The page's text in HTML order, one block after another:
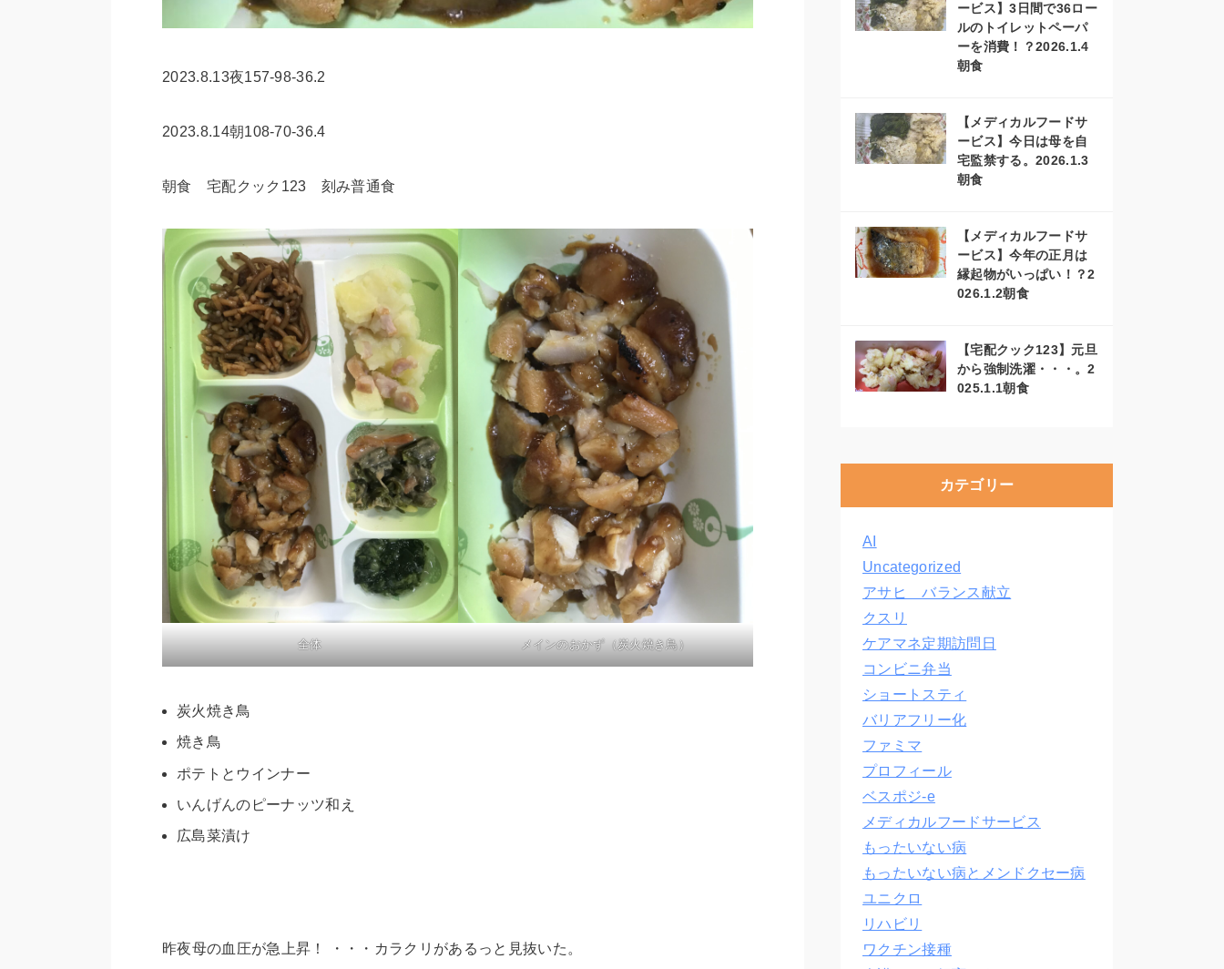
2023.8.13夜157-98-36.2
2023.8.14朝108-70-36.4
朝食 宅配クック123 刻み普通食
全体 メインのおかず（炭火焼き鳥）
炭火焼き鳥
焼き鳥
ポテトとウインナー
いんげんのピーナッツ和え
広島菜漬け
昨夜母の血圧が急上昇！ ・・・カラクリがあるっと見抜いた。
ービス】3日間で36ロー
ルのトイレットペーパ
ーを消費！？2026.1.4
朝食
【メディカルフードサ
ービス】今日は母を自
宅監禁する。2026.1.3
朝食
【メディカルフードサ
ービス】今年の正月は
縁起物がいっぱい！？2
026.1.2朝食
【宅配クック123】元旦
から強制洗濯・・・。2
025.1.1朝食
カテゴリー
AI
Uncategorized
アサヒ バランス献立
クスリ
ケアマネ定期訪問日
コンビニ弁当
ショートスティ
バリアフリー化
ファミマ
プロフィール
ベスポジ-e
メディカルフードサービス
もったいない病
もったいない病とメンドクセー病
ユニクロ
リハビリ
ワクチン接種